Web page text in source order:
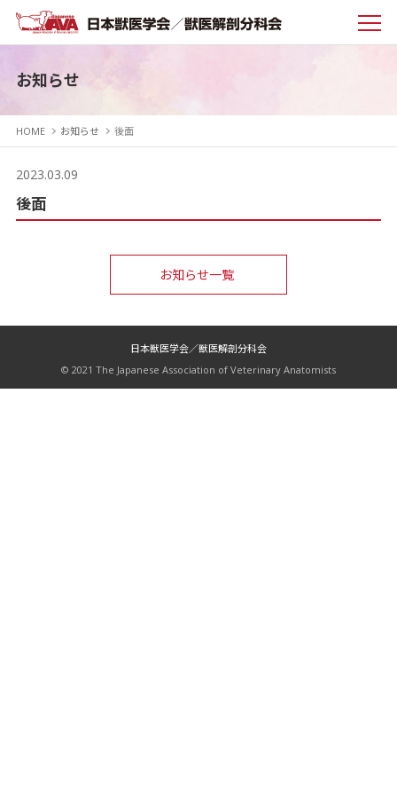
お知らせ
HOME お知らせ 後面
2023.03.09
後面
お知らせ一覧
日本獣医学会／獣医解剖分科会
© 2021 The Japanese Association of Veterinary Anatomists